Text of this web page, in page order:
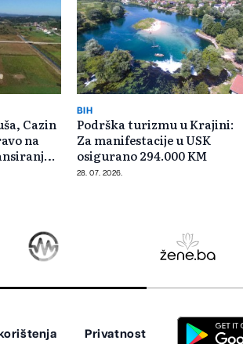
Cazin
na
BIH
Podrška turizmu u Krajini:
Za manifestacije u USK
osigurano 294.000 KM
28. 07. 2026.
Privatnost